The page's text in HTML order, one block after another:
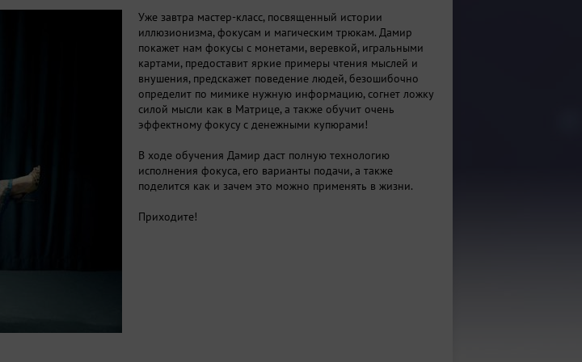
Уже завтра мастер-класс, посвященный истории
иллюзионизма, фокусам и магическим трюкам. Дамир
покажет нам фокусы с монетами, веревкой, игральными
картами, предоставит яркие примеры чтения мыслей и
внушения, предскажет поведение людей, безошибочно
определит по мимике нужную информацию, согнет ложку
силой мысли как в Матрице, а также обучит очень
эффектному фокусу с денежными купюрами!
В ходе обучения Дамир даст полную технологию
исполнения фокуса, его варианты подачи, а также
поделится как и зачем это можно применять в жизни.
Приходите!